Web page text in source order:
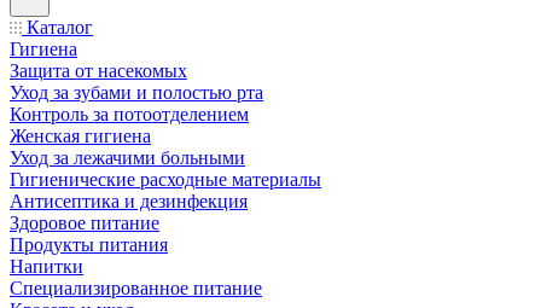
Каталог
Гигиена
Защита от насекомых
Уход за зубами и полостью рта
Контроль за потоотделением
Женская гигиена
Уход за лежачими больными
Гигиенические расходные материалы
Антисептика и дезинфекция
Здоровое питание
Продукты питания
Напитки
Специализированное питание